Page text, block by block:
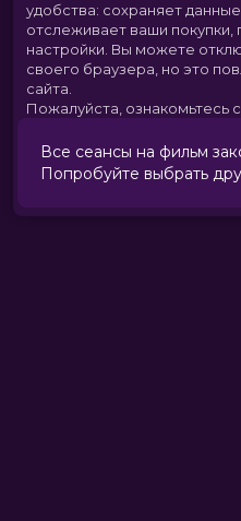
Все сеансы на фильм
Попробуйте выбрать
удобства: сохраняет
отслеживает ваши
настройки. Вы можете
своего браузера, но это
сайта.
Пожалуйста, ознакомьтесь